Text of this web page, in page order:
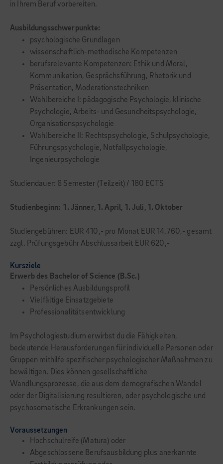
in Ihrem Beruf vorbereiten.
Ausbildungsschwerpunkte:
psychologische Grundlagen
wissenschaftlich-methodische Kompetenzen
berufsrelevante Kompetenzen: Ethik und Moral,
Kommunikation, Gesprächsführung, Rhetorik und
Präsentation, Moderationstechniken
Wahlbereiche I: pädagogische Psychologie, klinische
Psychologie, Arbeits- und Gesundheitspsychologie,
Organisationspsychologie
Wahlbereiche II: Rechtspsychologie, Schulpsychologie,
Führungspsychologie, Notfallpsychologie,
Ingenieurpsychologie
Studiendauer: 6 Semester (Teilzeit) / 180 ECTS
Studienbeginn: 1. Jänner, 1. April, 1. Juli, 1. Oktober
Studiengebühren: EUR 410,- pro Monat EUR 14.760,- gesamt
zzgl. Prüfungsgebühr Abschlussarbeit EUR 620,-
Kursziele
Erwerb des Bachelor of Science (B.Sc.)
Persönliches Ausbildungsprofil
Vielfältige Einsatzgebiete
Professionalitätsentwicklung
Im Psychologiestudium erwirbst du die Fähigkeiten,
bedeutende Herausforderungen für individuelle Personen oder
Gruppen mithil­fe spezifischer psychologischer Maßnahmen zu
bewältigen. Dies können gesellschaftliche
Wandlungsprozesse, die aus dem demogra­fischen Wandel
oder der Digitalisierung resultieren, oder psychologische und
psycho­somatische Erkrankungen sein.
Voraussetzungen
Hochschulreife (Matura) oder
Abgeschlossene Berufsausbildung plus anerkannte